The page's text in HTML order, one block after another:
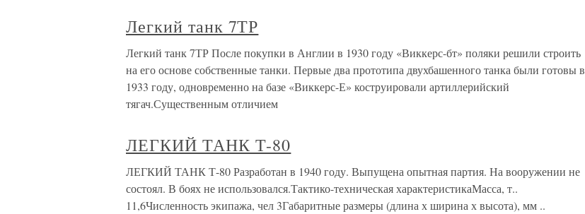
Легкий танк 7ТР
Легкий танк 7ТР После покупки в Англии в 1930 году «Виккерс-бт» поляки решили строить
на его основе собственные танки. Первые два прототипа двухбашенного танка были готовы в
1933 году, одновременно на базе «Виккерс-Е» коструировали артиллерийский
тягач.Существенным отличием
ЛЕГКИЙ ТАНК Т-80
ЛЕГКИЙ ТАНК Т-80 Разработан в 1940 году. Выпущена опытная партия. На вооружении не
состоял. В боях не использовался.Тактико-техническая характеристикаМасса, т..
11,6Численность экипажа, чел 3Габаритные размеры (длина х ширина х высота), мм ..